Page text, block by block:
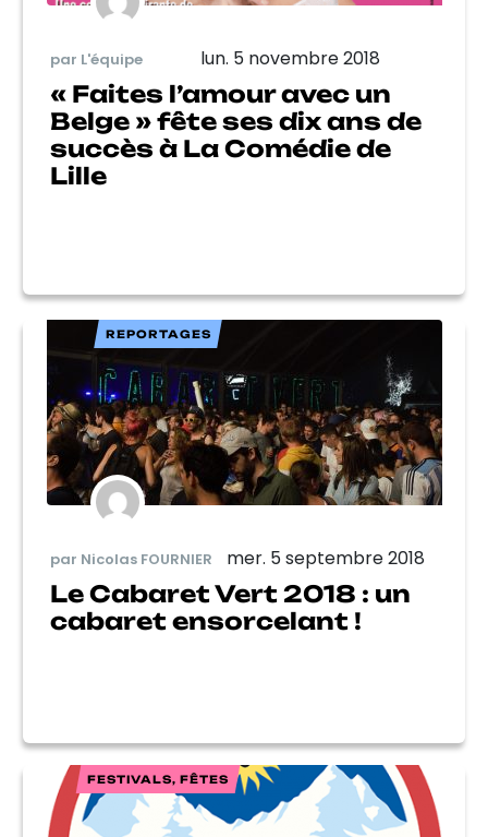
par L'équipe lun. 5 novembre 2018
« Faites l’amour avec un
Belge » fête ses dix ans de
succès à La Comédie de
Lille
REPORTAGES
par Nicolas FOURNIER mer. 5 septembre 2018
Le Cabaret Vert 2018 : un
cabaret ensorcelant !
FESTIVALS, FÊTES